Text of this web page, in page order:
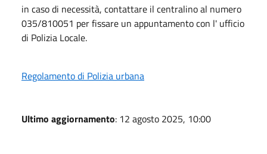
in caso di necessità, contattare il centralino al numero
035/810051 per fissare un appuntamento con l' ufficio
di Polizia Locale.
Regolamento di Polizia urbana
Ultimo aggiornamento: 12 agosto 2025, 10:00